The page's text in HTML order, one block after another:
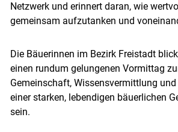
Netzwerk und erinnert daran, wie
gemeinsam aufzutanken und
Die Bäuerinnen im Bezirk Freistadt
einen rundum gelungenen Vormittag
Gemeinschaft, Wissensvermittlung
einer starken, lebendigen bäuerlichen
sein.